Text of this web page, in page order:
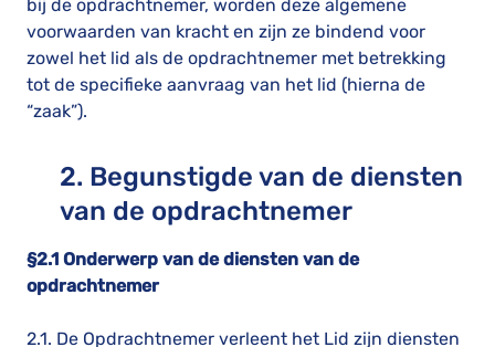
bij de opdrachtnemer, worden deze algemene
voorwaarden van kracht en zijn ze bindend voor
zowel het lid als de opdrachtnemer met betrekking
tot de specifieke aanvraag van het lid (hierna de
“zaak”).
2. Begunstigde van de diensten
van de opdrachtnemer
§2.1 Onderwerp van de diensten van de
opdrachtnemer
2.1. De Opdrachtnemer verleent het Lid zijn diensten